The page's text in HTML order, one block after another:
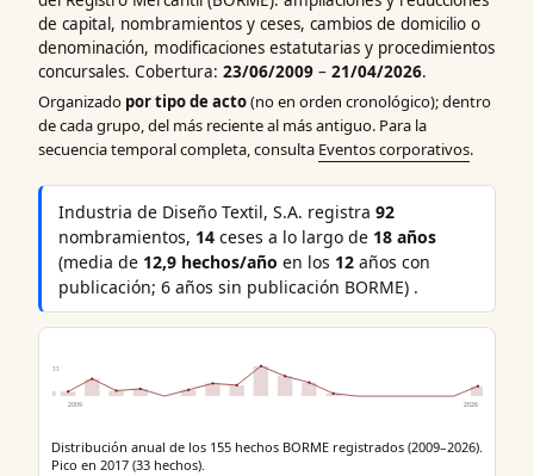
de capital, nombramientos y ceses, cambios de domicilio o
denominación, modificaciones estatutarias y procedimientos
concursales. Cobertura: 23/06/2009 – 21/04/2026.
Organizado por tipo de acto(no en orden cronológico); dentro
de cada grupo, del más reciente al más antiguo. Para la
secuencia temporal completa, consulta Eventos corporativos.
Industria de Diseño Textil, S.A. registra92
nombramientos, 14 ceses a lo largo de 18 años
(media de 12,9 hechos/año en los 12 años con
publicación; 6 años sin publicación BORME) .
33
0
2009
2026
Distribución anual de los 155 hechos BORME registrados (2009–2026).
Pico en 2017 (33 hechos).